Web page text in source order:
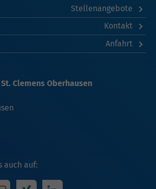
Stellenangebote
Kontakt
Anfahrt
auch auf:
Clemens Oberhausen